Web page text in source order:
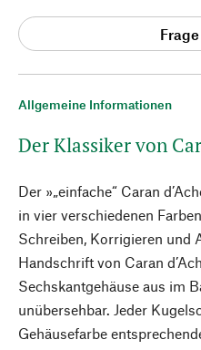
Allgemeine Informationen
Der Klassiker von
Der »„einfache“ Caran
in vier verschiedenen
Schreiben, Korrigieren und
Handschrift von Caran
Sechskantgehäuse aus im
unübersehbar. Jeder
Gehäusefarbe